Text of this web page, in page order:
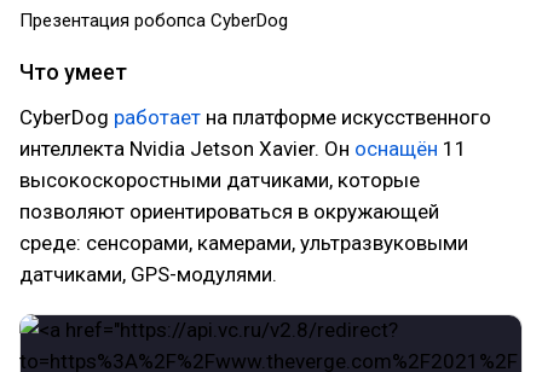
Презентация робопса CyberDog
Что умеет
CyberDog работает на платформе искусственного
интеллекта Nvidia Jetson Xavier. Он оснащён 11
высокоскоростными датчиками, которые
позволяют ориентироваться в окружающей
среде: сенсорами, камерами, ультразвуковыми
датчиками, GPS-модулями.